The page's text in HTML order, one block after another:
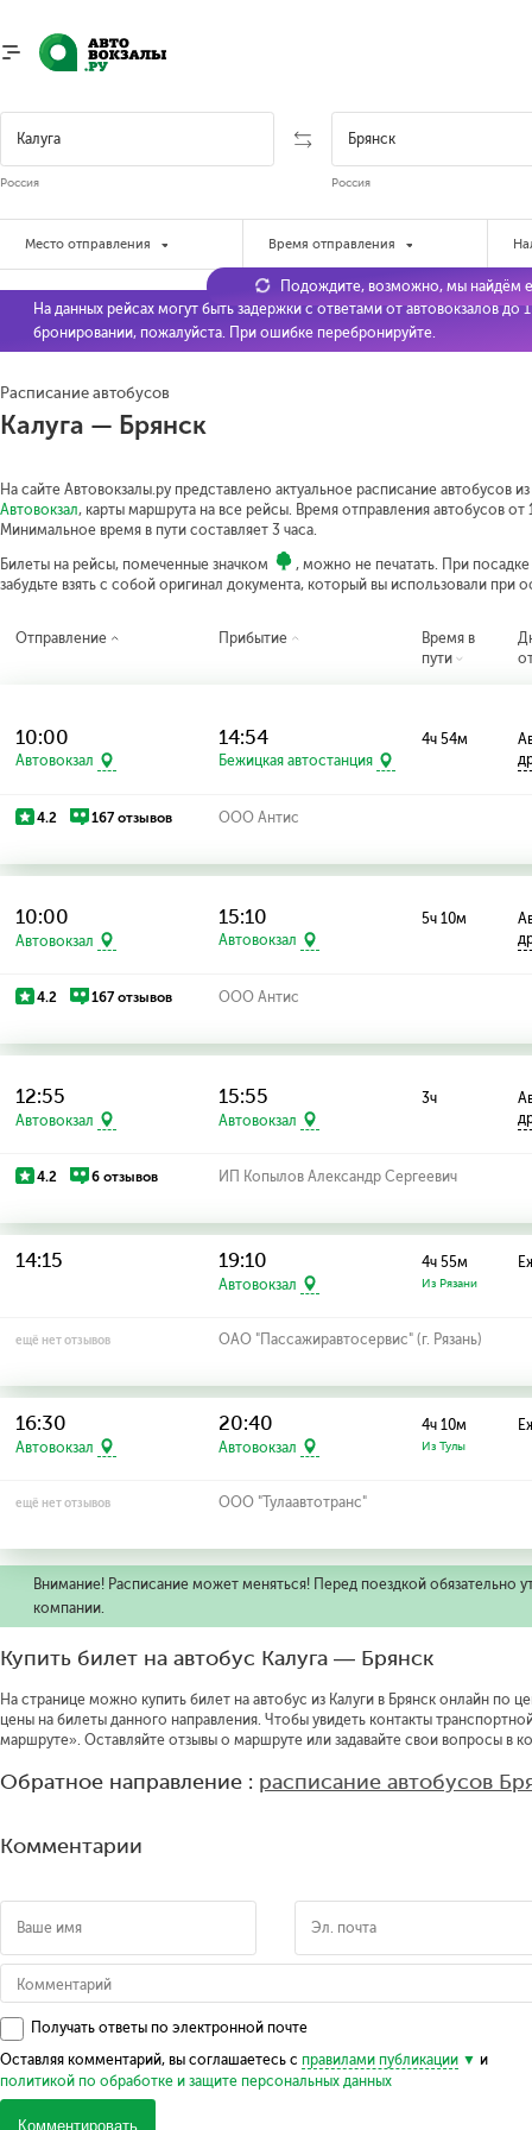
Россия Россия
Место отправления Время отправления
На данных рейсах могут быть задержки с ответами от автовокзалов до
бронировании, пожалуйста. При ошибке перебронируйте.
Расписание автобусов
Калуга — Брянск
На сайте Автовокзалы.ру представлено актуальное расписание автобусов
Автовокзал, карты маршрута на все рейсы. Время отправления автобусов от
Минимальное время в пути составляет 3 часа.
Билеты на рейсы, помеченные значком
, можно не печатать. При
забудьте взять с собой оригинал документа, который вы использовали при
Подождите, возможно, мы найдём
Отправление Прибытие
Время в
пути
10:00
Автовокзал
14:54
Бежицкая автостанция
4ч 54м
4.2 167 отзывов ООО Антис
10:00
Автовокзал
15:10
Автовокзал
5ч 10м
4.2 167 отзывов ООО Антис
12:55
Автовокзал
15:55
Автовокзал
3ч
4.2 6 отзывов ИП Копылов Александр Сергеевич
14:15 19:10
Автовокзал
4ч 55м
Из Рязани
ещё нет отзывов ОАО "Пассажиравтосервис" (г. Рязань)
16:30
Автовокзал
20:40
Автовокзал
4ч 10м
Из Тулы
ещё нет отзывов ООО "Тулаавтотранс"
Внимание! Расписание может меняться! Перед поездкой обязательно
компании.
Купить билет на автобус Калуга — Брянск
На странице можно купить билет на автобус из Калуги в Брянск онлайн по
цены на билеты данного направления. Чтобы увидеть контакты
маршруте». Оставляйте отзывы о маршруте или задавайте свои вопросы в
Обратное направление : расписание автобусов
Комментарии
Получать ответы по электронной почте
Оставляя комментарий, вы соглашаетесь с правилами публикации
и
политикой по обработке и защите персональных данных
Комментировать